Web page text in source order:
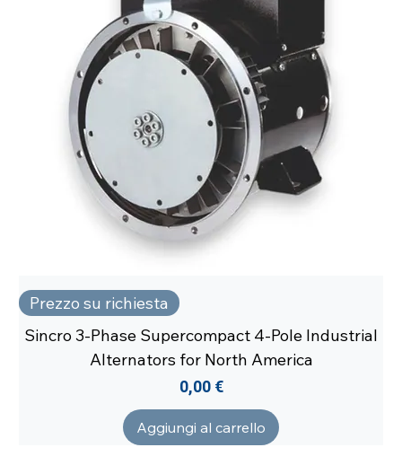
Prezzo su richiesta
Sincro 3-Phase Supercompact 4-Pole Industrial
Alternators for North America
Prezzo
0,00 €
Aggiungi al carrello